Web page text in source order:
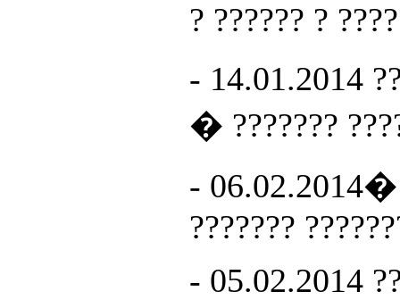
? ?????? ?
- 14.01.2014
� ???????
- 06.02.2014�
???????
- 05.02.2014